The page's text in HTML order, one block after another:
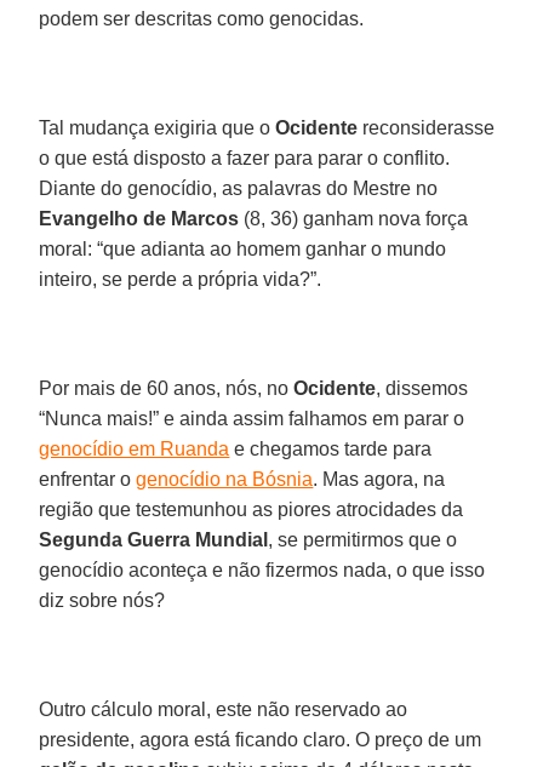
podem ser descritas como genocidas.
Tal mudança exigiria que oOcidente reconsiderasse
o que está disposto a fazer para parar o conflito.
Diante do genocídio, as palavras do Mestre no
Evangelho de Marcos (8, 36) ganham nova força
moral: “que adianta ao homem ganhar o mundo
inteiro, se perde a própria vida?”.
Por mais de 60 anos, nós, noOcidente, dissemos
“Nunca mais!” e ainda assim falhamos em parar o
genocídio em Ruanda e chegamos tarde para
enfrentar ogenocídio na Bósnia. Mas agora, na
região que testemunhou as piores atrocidades da
Segunda Guerra Mundial , se permitirmos que o
genocídio aconteça e não fizermos nada, o que isso
diz sobre nós?
Outro cálculo moral, este não reservado ao
presidente, agora está ficando claro. O preço de um